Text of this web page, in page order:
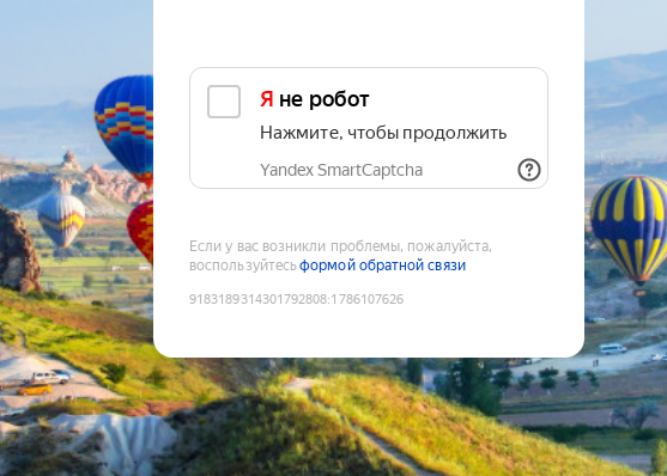
Я не робот
Нажмите, чтобы продолжить
Yandex SmartCaptcha
Если у вас возникли проблемы, пожалуйста,
воспользуйтесьформой обратной связи
9183189314301792808:1786107626